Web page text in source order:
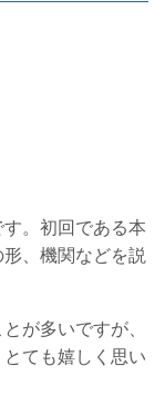
。初回である本
、機関などを説
が多いですが、
ても嬉しく思い